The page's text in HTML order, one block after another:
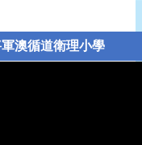
澳循道衛理小學